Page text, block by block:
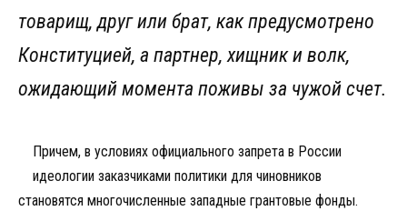
товарищ, друг или брат, как предусмотрено
Конституцией, а партнер, хищник и волк,
ожидающий момента поживы за чужой счет.
Причем, в условиях официального запрета в России
идеологии заказчиками политики для чиновников
становятся многочисленные западные грантовые фонды.